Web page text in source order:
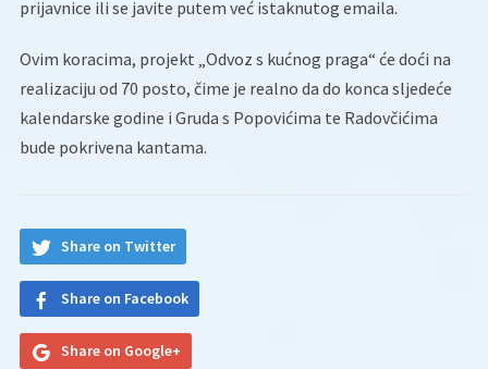
prijavnice ili se javite putem već istaknutog emaila.
Ovim koracima, projekt „Odvoz s kućnog praga“ će doći na
realizaciju od 70 posto, čime je realno da do konca sljedeće
kalendarske godine i Gruda s Popovićima te Radovčićima
bude pokrivena kantama.
Share on Twitter
Share on Facebook
Share on Google+